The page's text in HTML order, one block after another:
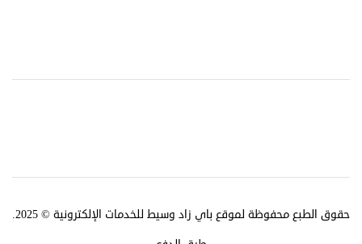
حقوق الطبع محفوظة لموقع باي زاد وسيط للخدمات الإلكترونية © 2025.